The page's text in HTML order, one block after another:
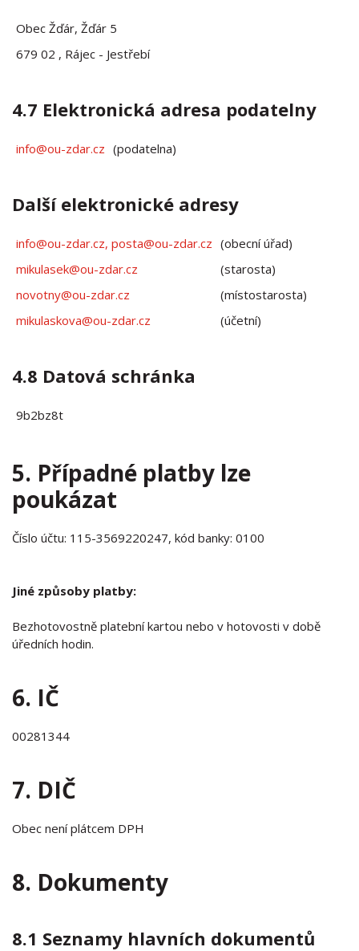
Obec Žďár, Žďár 5
679 02 , Rájec - Jestřebí
4.7 Elektronická adresa podatelny
info@ou-zdar.cz (podatelna)
Další elektronické adresy
info@ou-zdar.cz, posta@ou-zdar.cz (obecní úřad)
mikulasek@ou-zdar.cz
(starosta)
novotny@ou-zdar.cz
(místostarosta)
mikulaskova@ou-zdar.cz
(účetní)
4.8 Datová schránka
9b2bz8t
5. Případné platby lze
poukázat
Číslo účtu: 115-3569220247, kód banky: 0100
Jiné způsoby platby:
Bezhotovostně platební kartou nebo v hotovosti v době
úředních hodin.
6. IČ
00281344
7. DIČ
Obec není plátcem DPH
8. Dokumenty
8.1 Seznamy hlavních dokumentů